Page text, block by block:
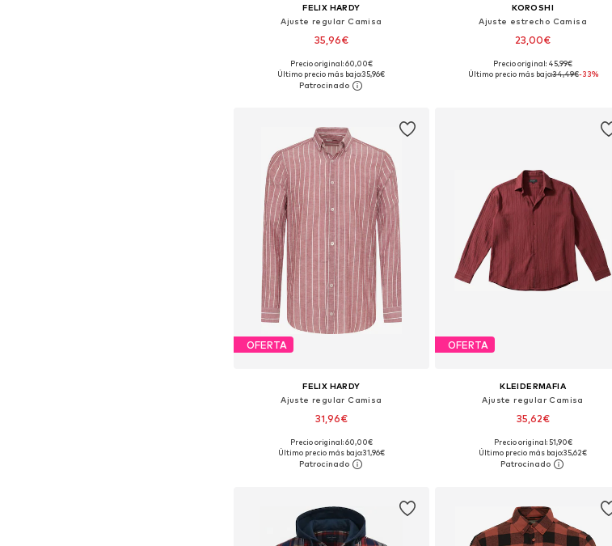
FELIX HARDY
Ajuste regular Camisa
35,96€
Tallas disponibles: S, M, L, XXL
Añadir a la cesta
Precio original: 60,00€
Último precio más bajo:35,96€
KOROSHI
Ajuste estrecho Camisa
23,00€
Tallas disponibles: M, XL, XXL, XXXL
Precio original: 45,99€
Último precio más bajo:34,49€-33%
OFERTA
FELIX HARDY
Ajuste regular Camisa
31,96€
Tallas disponibles: S, M, L, XL, XXL
Añadir a la cesta
Precio original: 60,00€
Último precio más bajo:31,96€
OFERTA
KLEIDERMAFIA
Ajuste regular Camisa
35,62€
Tallas disponibles: S, M, L, XL
Añadir a la cesta
Precio original: 51,90€
Último precio más bajo:35,62€